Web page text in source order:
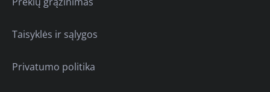
Taisyklės ir sąlygos
Privatumo politika